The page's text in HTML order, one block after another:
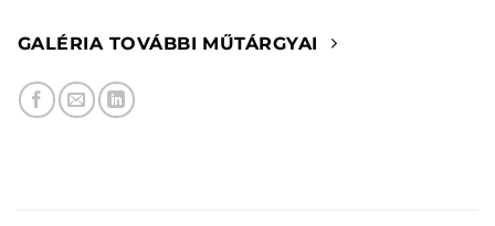
GALÉRIA TOVÁBBI MŰTÁRGYAI